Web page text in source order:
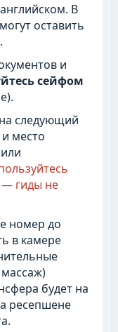
В
оставить
и
сейфом
следующий
место
— гиды не
номер до
в камере
будет на
ресепшене